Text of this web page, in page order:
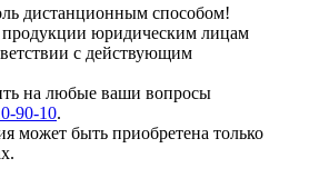
дистанционным способом!
юридическим лицам
с действующим
на любые ваши вопросы
90-10.
может быть приобретена только